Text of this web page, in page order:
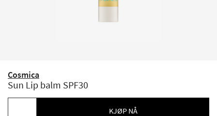
Cosmica
Sun Lip balm SPF30
KJØP NÅ